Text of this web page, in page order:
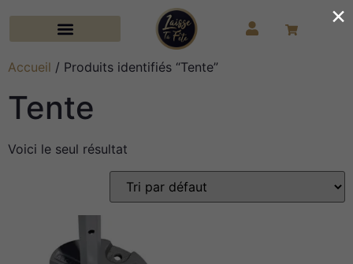
Accueil / Produits identifiés “Tente”
Tente
Voici le seul résultat
×